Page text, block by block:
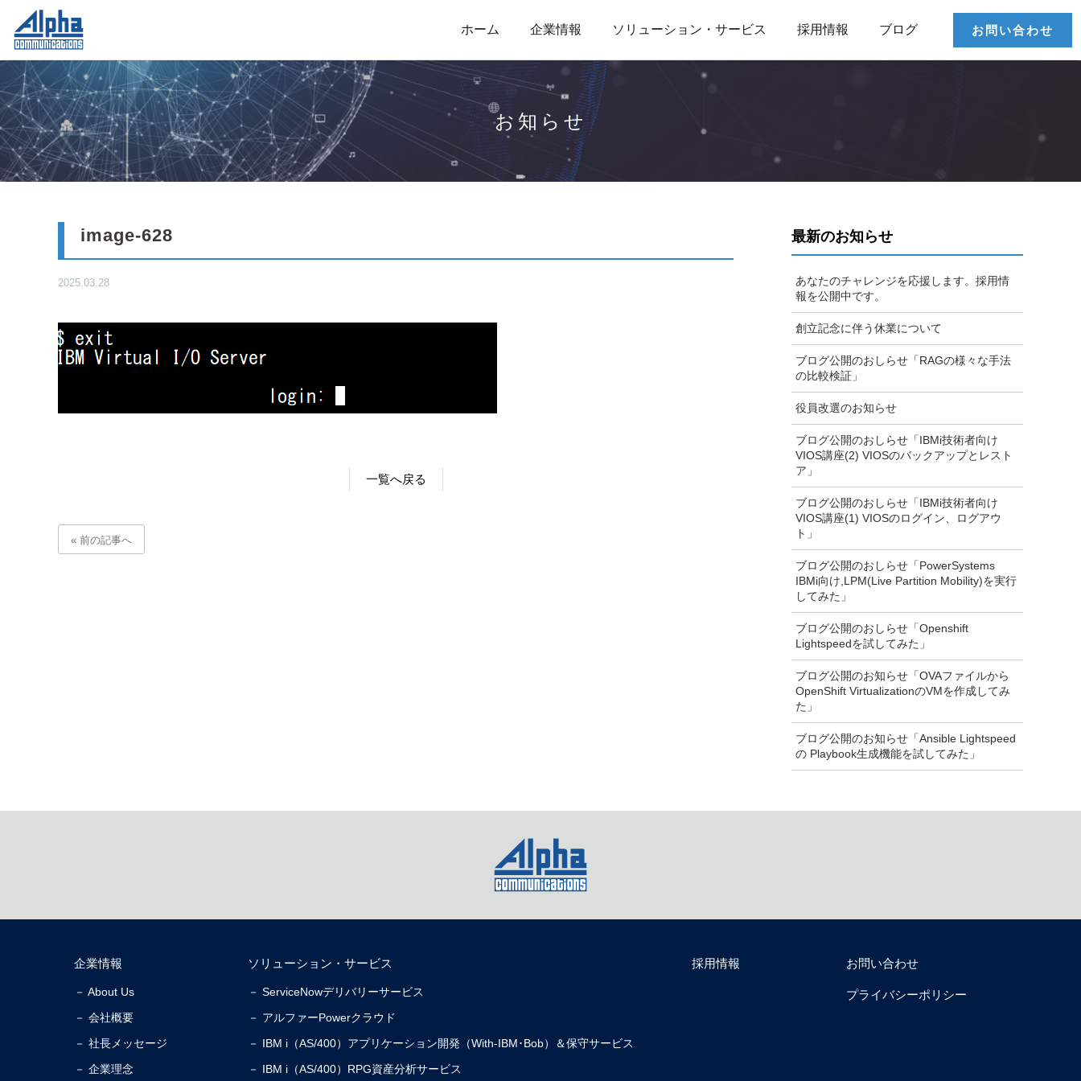
ホーム 企業情報 ソリューション・サービス 採用情報 ブログ お問い合わせ
お知らせ
image-628
2025.03.28
一覧へ戻る
« 前の記事へ
最新のお知らせ
あなたのチャレンジを応援します。採用情
報を公開中です。
創立記念に伴う休業について
ブログ公開のおしらせ「RAGの様々な手法
の比較検証」
役員改選のお知らせ
ブログ公開のおしらせ「IBMi技術者向け
VIOS講座(2) VIOSのバックアップとレスト
ア」
ブログ公開のおしらせ「IBMi技術者向け
VIOS講座(1) VIOSのログイン、ログアウ
ト」
ブログ公開のおしらせ「PowerSystems
IBMi向け,LPM(Live Partition Mobility)を実行
してみた」
ブログ公開のおしらせ「Openshift
Lightspeedを試してみた」
ブログ公開のお知らせ「OVAファイルから
OpenShift VirtualizationのVMを作成してみ
た」
ブログ公開のお知らせ「Ansible Lightspeed
の Playbook生成機能を試してみた」
企業情報
－ About Us
－ 会社概要
－ 社長メッセージ
－ 企業理念
ソリューション・サービス
－ ServiceNowデリバリーサービス
－ アルファーPowerクラウド
－ IBM i（AS/400）アプリケーション開発（With-IBM･Bob）＆保守サービス
－ IBM i（AS/400）RPG資産分析サービス
採用情報 お問い合わせ
プライバシーポリシー